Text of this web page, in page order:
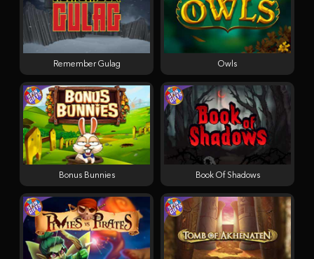
Book Of Shadows
Bonus Bunnies
Owls
Remember Gulag